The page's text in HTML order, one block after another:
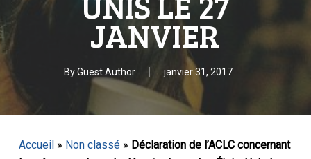
JANVIER
By Guest Author janvier 31, 2017
Accueil» Non classé» Déclaration de l’ACLC concernant